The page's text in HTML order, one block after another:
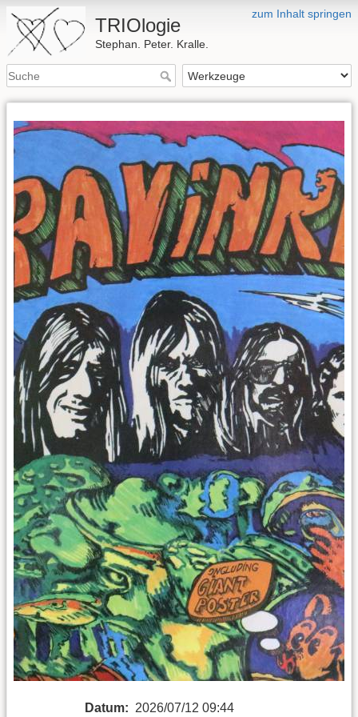
zum Inhalt springen
TRIOlogie
Stephan. Peter. Kralle.
Datum: 2026/07/12 09:44